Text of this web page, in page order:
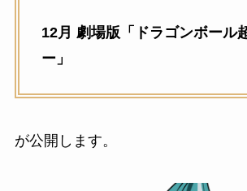
12月 劇場版「ドラゴンボール
ー」
が公開します。